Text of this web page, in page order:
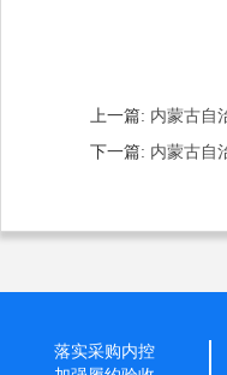
上一篇: 内蒙古自
下一篇: 内蒙古自
落实采购内控